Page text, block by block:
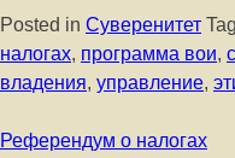
Posted in Суверенитет
налогах, программа вои,
владения, управление,
Референдум о налогах